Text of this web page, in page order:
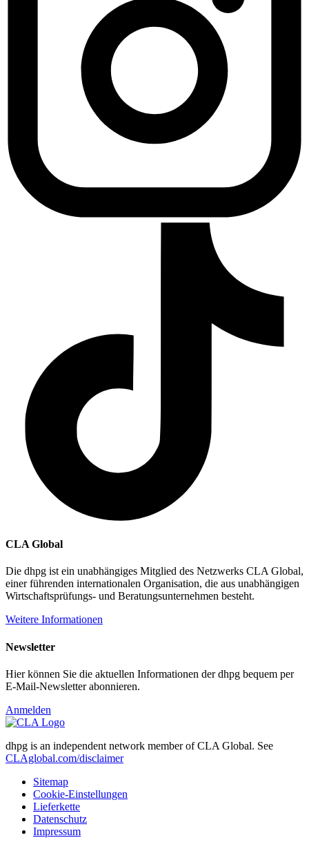
CLA Global
Die dhpg ist ein unabhängiges Mitglied des Netzwerks CLA Global,
einer führenden internationalen Organisation, die aus unabhängigen
Wirtschaftsprüfungs- und Beratungsunternehmen besteht.
Weitere Informationen
Newsletter
Hier können Sie die aktuellen Informationen der dhpg bequem per
E-Mail-Newsletter abonnieren.
Anmelden
dhpg is an independent network member of CLA Global. See
CLAglobal.com/disclaimer
Sitemap
Cookie-Einstellungen
Lieferkette
Datenschutz
Impressum